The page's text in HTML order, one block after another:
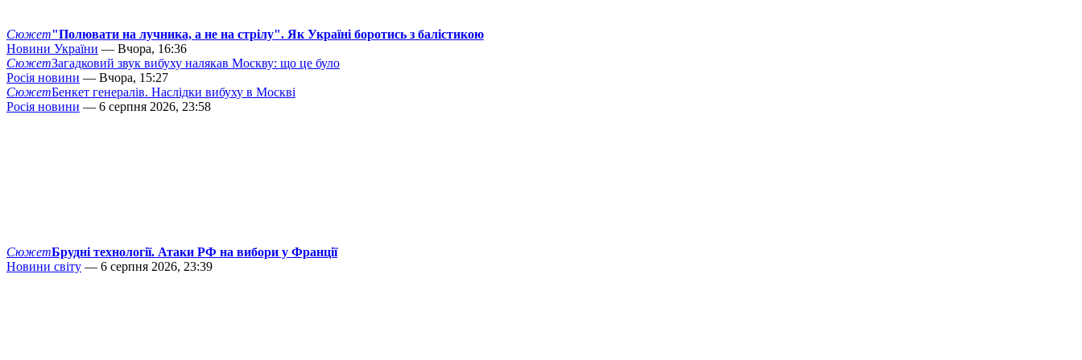
Сюжет"Полювати на лучника, а не на стрілу". Як Україні боротись з балістикою
Новини України — Вчора, 16:36
СюжетЗагадковий звук вибуху налякав Москву: що це було
Росія новини — Вчора, 15:27
СюжетБенкет генералів. Наслідки вибуху в Москві
Росія новини — 6 серпня 2026, 23:58
СюжетБрудні технології. Атаки РФ на вибори у Франції
Новини світу — 6 серпня 2026, 23:39